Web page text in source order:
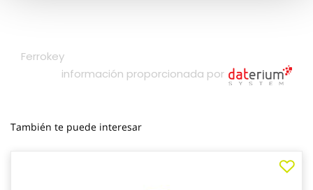
También te puede interesar